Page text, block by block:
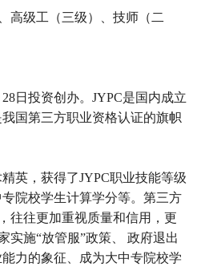
高级工（三级）、技师（二
日投资创办。JYPC是国内成立
国第三方职业资格认证的旗帜
英，获得了JYPC职业技能等级
院校学生计算学分等。第三方
往往更加重视质量和信用，更
实施“放管服”政策、 政府退出
力的象征、成为大中专院校学